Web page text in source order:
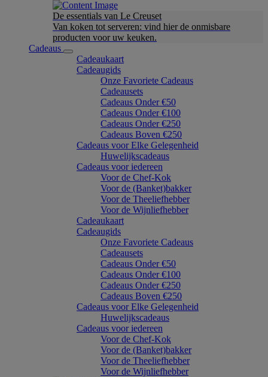
De essentials van Le Creuset
Van koken tot serveren: vind hier de onmisbare
producten voor uw keuken.
Cadeaus
Cadeaukaart
Cadeaugids
Onze Favoriete Cadeaus
Cadeausets
Cadeaus Onder €50
Cadeaus Onder €100
Cadeaus Onder €250
Cadeaus Boven €250
Cadeaus voor Elke Gelegenheid
Huwelijkscadeaus
Cadeaus voor iedereen
Voor de Chef-Kok
Voor de (Banket)bakker
Voor de Theeliefhebber
Voor de Wijnliefhebber
Cadeaukaart
Cadeaugids
Onze Favoriete Cadeaus
Cadeausets
Cadeaus Onder €50
Cadeaus Onder €100
Cadeaus Onder €250
Cadeaus Boven €250
Cadeaus voor Elke Gelegenheid
Huwelijkscadeaus
Cadeaus voor iedereen
Voor de Chef-Kok
Voor de (Banket)bakker
Voor de Theeliefhebber
Voor de Wijnliefhebber